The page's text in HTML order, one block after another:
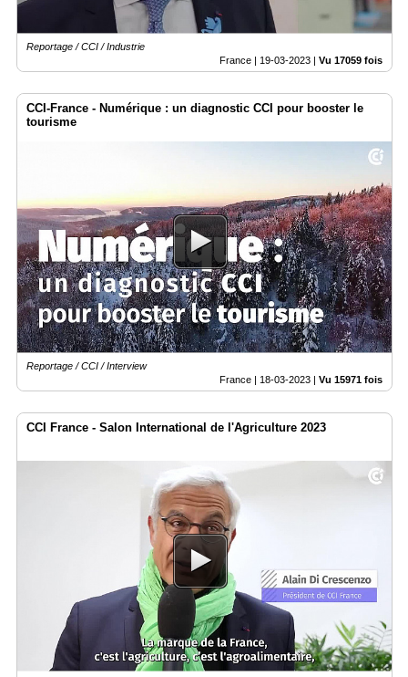
Reportage / CCI / Industrie
France | 19-03-2023 Vu 17059 fois
CCI-France - Numérique : un diagnostic CCI pour booster le
tourisme
Reportage / CCI / Interview
France | 18-03-2023 | Vu 15971 fois
CCI France - Salon International de l'Agriculture 2023